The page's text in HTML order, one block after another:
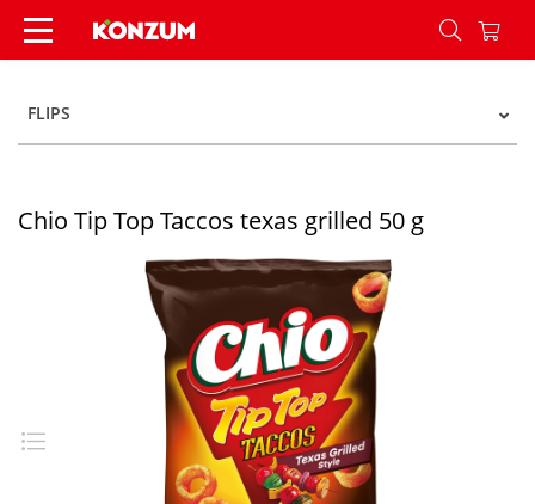
Chio Tip Top Taccos texas grilled 50 g - Konzum
FLIPS
Chio Tip Top Taccos texas grilled 50 g